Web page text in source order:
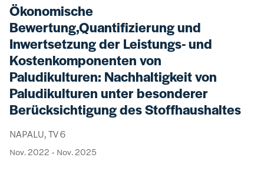
Ökonomische
Bewertung,Quantifizierung und
Inwertsetzung der Leistungs- und
Kostenkomponenten von
Paludikulturen: Nachhaltigkeit von
Paludikulturen unter besonderer
Berücksichtigung des Stoffhaushaltes
NAPALU, TV 6
Nov. 2022 - Nov. 2025